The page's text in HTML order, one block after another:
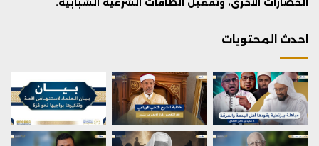
الحضارات الأخرى، وتفعيل الطاقات الشرعية الشبابية.
احدث المحتويات